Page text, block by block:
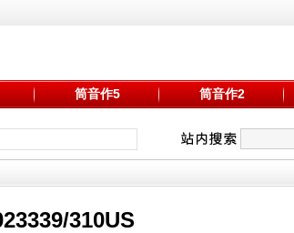
筒音作5 筒音作2
310US